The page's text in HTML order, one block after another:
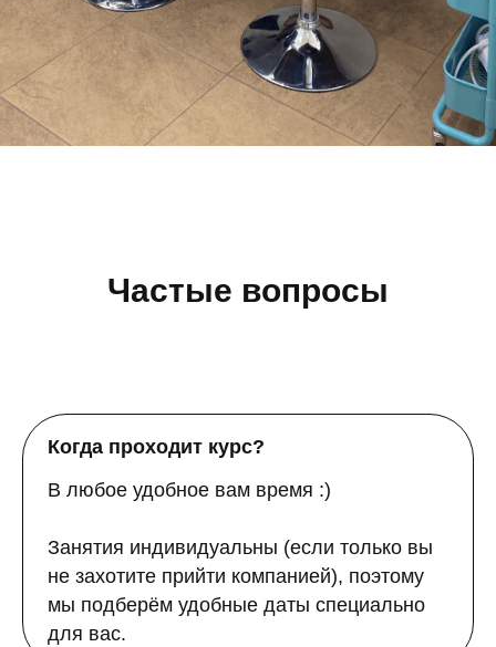
Частые вопросы
Когда проходит курс?
В любое удобное вам время :)
Занятия индивидуальны (если только вы
не захотите прийти компанией), поэтому
мы подберём удобные даты специально
для вас.